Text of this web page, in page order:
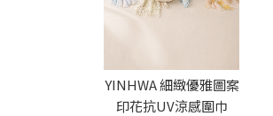
YINHWA 細緻優雅圖案
印花抗UV涼感圍巾